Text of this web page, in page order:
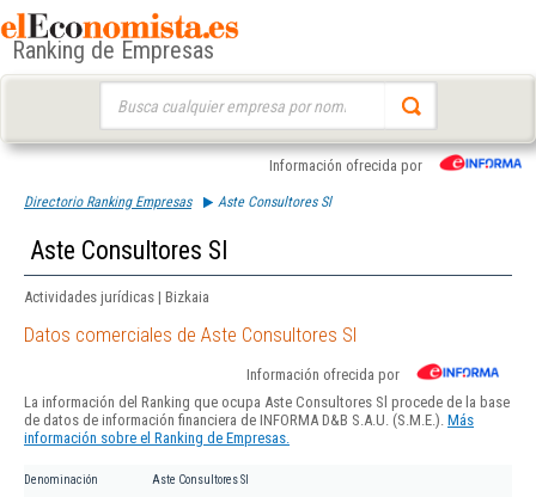
Ranking de Empresas
Información ofrecida por
Directorio Ranking Empresas Aste Consultores Sl
Aste Consultores Sl
Actividades jurídicas | Bizkaia
Datos comerciales de Aste Consultores Sl
Información ofrecida por
La información del Ranking que ocupa Aste Consultores Sl procede de la base
de datos de información financiera de INFORMA D&B S.A.U. (S.M.E.). Más
información sobre el Ranking de Empresas.
Denominación Aste Consultores Sl